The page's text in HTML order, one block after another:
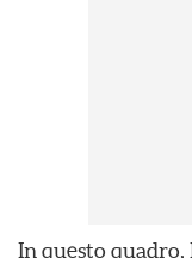
In questo quadro,